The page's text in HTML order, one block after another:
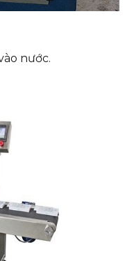
nước.